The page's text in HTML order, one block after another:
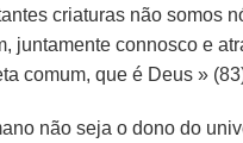
criaturas não somos
juntamente connosco e
comum, que é Deus »
não seja o dono do